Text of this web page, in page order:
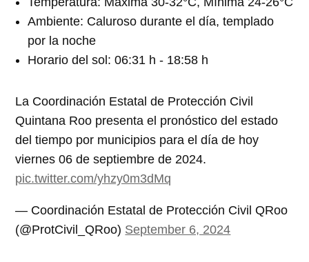
Ambiente: Caluroso durante el día, templado
por la noche
Horario del sol: 06:31 h - 18:58 h
La Coordinación Estatal de Protección Civil
Quintana Roo presenta el pronóstico del estado
del tiempo por municipios para el día de hoy
viernes 06 de septiembre de 2024.
pic.twitter.com/yhzy0m3dMq
— Coordinación Estatal de Protección Civil QRoo
(@ProtCivil_QRoo) September 6, 2024